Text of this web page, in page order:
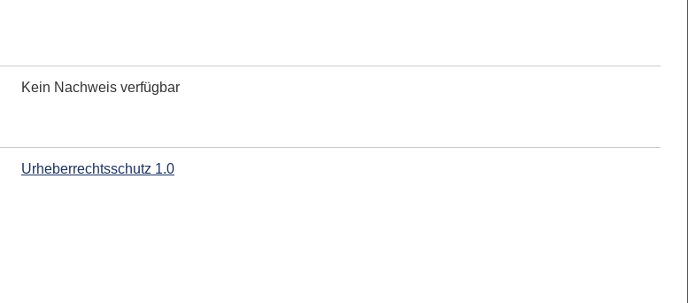
Kein Nachweis verfügbar
Urheberrechtsschutz 1.0